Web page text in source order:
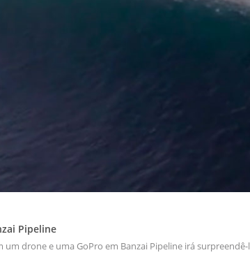
Pipeline
drone e uma GoPro em Banzai Pipeline irá surpreendê-